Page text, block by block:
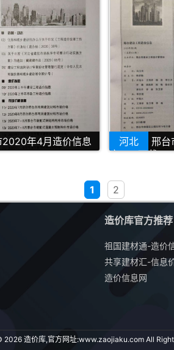
2020年4月造价信息
河北
邢台
库PDF下载
1 2
造价库官方推荐
祖国建材通-造价
共享建材汇-信息
造价信息网
2026 造价库,官方网址:www.zaojiaku.comAll